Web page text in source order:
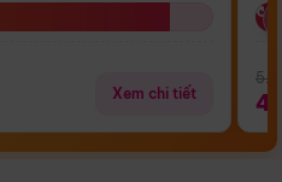
Xem chi tiết